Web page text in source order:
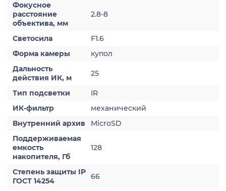
Фокусное
расстояние
объектива, мм
2.8-8
Светосила
F1.6
Форма камеры
купол
Дальность
действия ИК, м
25
Тип подсветки
IR
ИК-фильтр
механический
Внутренний архив
MicroSD
Поддерживаемая
емкость
накопителя, Гб
128
Степень защиты IP
ГОСТ 14254
66